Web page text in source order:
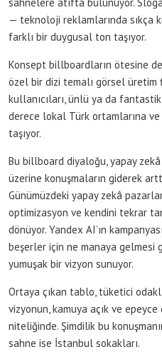
— teknoloji reklamlarında sıkça
farklı bir duygusal ton taşıyor.
Konsept billboardların ötesine
özel bir dizi temalı görsel
kullanıcıları, ünlü ya da
derece lokal Türk ortamlarına
taşıyor.
Bu billboard diyaloğu, yapay
üzerine konuşmaların giderek
Günümüzdeki yapay zekâ
optimizasyon ve kendini tekrar
dönüyor. Yandex AI’ın
beşerler için ne manaya gelmesi
yumuşak bir vizyon sunuyor.
Ortaya çıkan tablo, tüketici
vizyonun, kamuya açık ve
niteliğinde. Şimdilik bu
sahne ise İstanbul sokakları.